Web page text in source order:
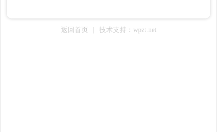
返回首页 | 技术支持：wpzt.net